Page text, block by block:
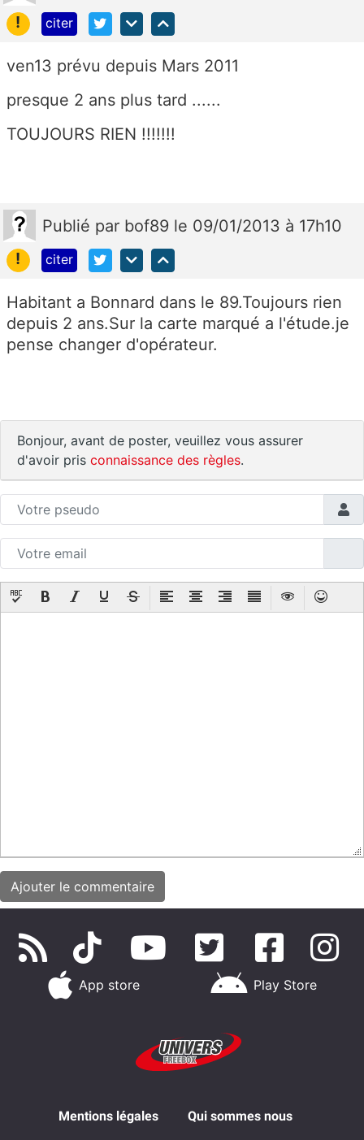
!
citer
ven13 prévu depuis Mars 2011
presque 2 ans plus tard ......
TOUJOURS RIEN !!!!!!!
Publié par bof89 le 09/01/2013 à 17h10
!
citer
Habitant a Bonnard dans le 89.Toujours rien
depuis 2 ans.Sur la carte marqué a l'étude.je
pense changer d'opérateur.
Bonjour, avant de poster, veuillez vous assurer
d'avoir pris connaissance des règles.
App store Play Store
Mentions légales Qui sommes nous